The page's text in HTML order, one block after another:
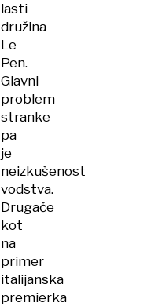
lasti
družina
Le
Pen.
Glavni
problem
stranke
pa
je
neizkušenost
vodstva.
Drugače
kot
na
primer
italijanska
premierka